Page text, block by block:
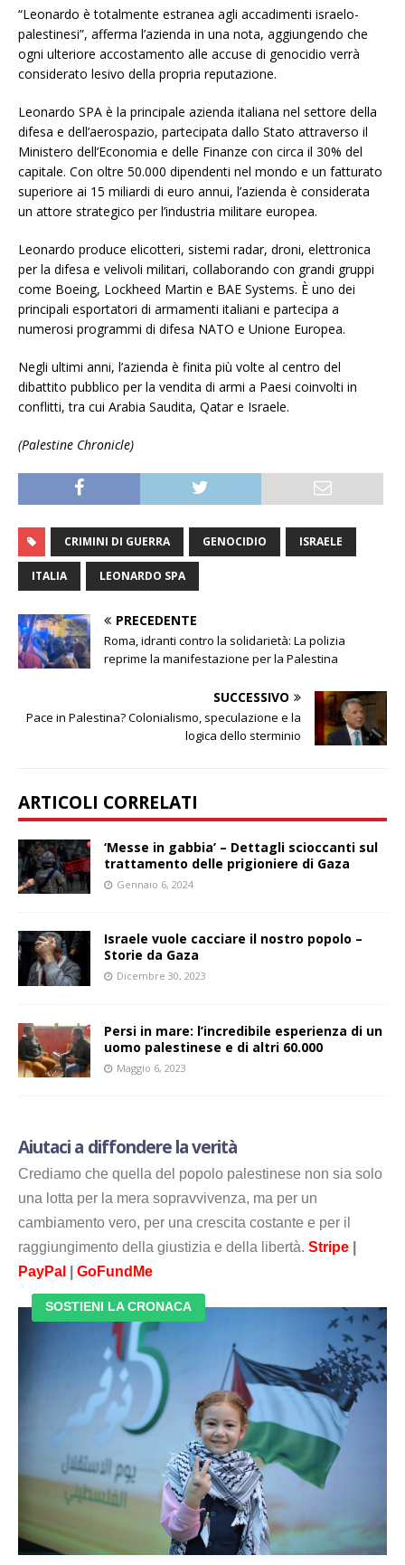
“Leonardo è totalmente estranea agli accadimenti israelo-
palestinesi”, afferma l’azienda in una nota, aggiungendo che
ogni ulteriore accostamento alle accuse di genocidio verrà
considerato lesivo della propria reputazione.
Leonardo SPA è la principale azienda italiana nel settore della
difesa e dell’aerospazio, partecipata dallo Stato attraverso il
Ministero dell’Economia e delle Finanze con circa il 30% del
capitale. Con oltre 50.000 dipendenti nel mondo e un fatturato
superiore ai 15 miliardi di euro annui, l’azienda è considerata
un attore strategico per l’industria militare europea.
Leonardo produce elicotteri, sistemi radar, droni, elettronica
per la difesa e velivoli militari, collaborando con grandi gruppi
come Boeing, Lockheed Martin e BAE Systems. È uno dei
principali esportatori di armamenti italiani e partecipa a
numerosi programmi di difesa NATO e Unione Europea.
Negli ultimi anni, l’azienda è finita più volte al centro del
dibattito pubblico per la vendita di armi a Paesi coinvolti in
conflitti, tra cui Arabia Saudita, Qatar e Israele.
(Palestine Chronicle)
CRIMINI DI GUERRA GENOCIDIO ISRAELE
ITALIA LEONARDO SPA
PRECEDENTE
Roma, idranti contro la solidarietà: La polizia
reprime la manifestazione per la Palestina
SUCCESSIVO
Pace in Palestina? Colonialismo, speculazione e la
logica dello sterminio
ARTICOLI CORRELATI
‘Messe in gabbia’ – Dettagli scioccanti sul
trattamento delle prigioniere di Gaza
Gennaio 6, 2024
Israele vuole cacciare il nostro popolo –
Storie da Gaza
Dicembre 30, 2023
Persi in mare: l’incredibile esperienza di un
uomo palestinese e di altri 60.000
Maggio 6, 2023
Aiutaci a diffondere la verità
Crediamo che quella del popolo palestinese non sia solo
una lotta per la mera sopravvivenza, ma per un
cambiamento vero, per una crescita costante e per il
raggiungimento della giustizia e della libertà. Stripe
PayPal
GoFundMe
SOSTIENI LA CRONACA